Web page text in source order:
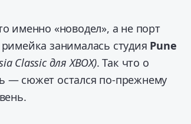
именно «новодел», а не порт
занималась студия Pune
Classic для XBOX). Так что о
— сюжет остался по-прежнему